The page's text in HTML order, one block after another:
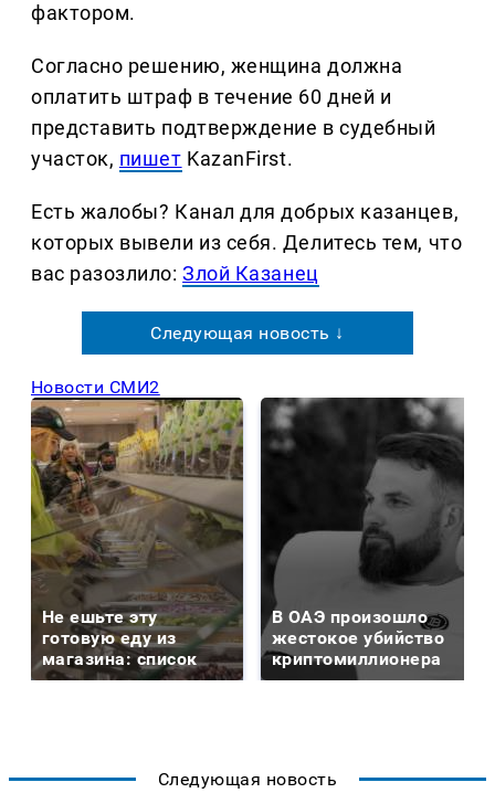
фактором.
Согласно решению, женщина должна
оплатить штраф в течение 60 дней и
представить подтверждение в судебный
участок, пишет KazanFirst.
Есть жалобы? Канал для добрых казанцев,
которых вывели из себя. Делитеcь тем, что
вас разозлило:Злой Казанец
Следующая новость ↓
Новости СМИ2
Не ешьте эту
готовую еду из
магазина: список
В ОАЭ произошло
жестокое убийство
криптомиллионера
Следующая новость